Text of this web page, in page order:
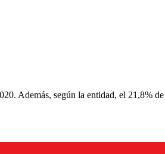
Además, según la entidad, el 21,8%